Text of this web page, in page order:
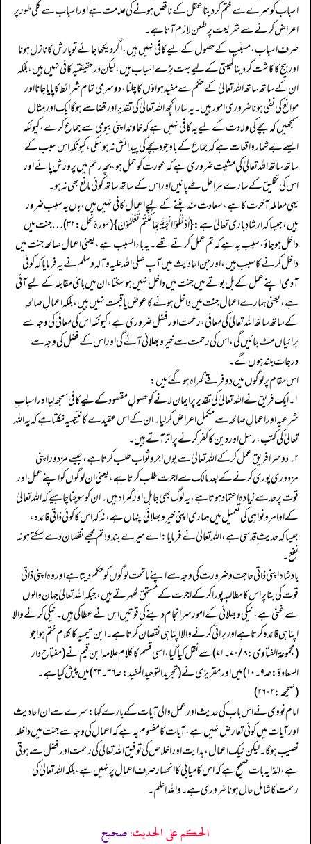
اسباب کو سرے سے ختم کر دینا عقل کے ناقص ہونے کی علامت ہے اور اسباب سے کلی طور پر
اعراض کرنے سے شریعت پر طعن لازم آتا ہے۔
صرف اسباب، مسبَّب کے حصول کے لیے کافی نہیں ہیں، اگر دیکھا جائے تو بارش کا نازل ہونا
اور بیج کا کاشت کر دینا کھیتی کے لیے بہت بڑے اسباب ہیں، لیکن در حقیقتیہ کافی نہیں ہیں، بلکہ
ان کے ساتھ ساتھ اللہ تعالیٰ کے حکم سے مفید ہواؤں کا چلنا، دوسری تمام شرائط کا پایا جانا اور
موانع کی نفی ہونا ضروری امور ہیں۔ یہ سارا کچھ اللہ تعالیٰ کی تقدیر اور قضا سے ہو گا ایک اور مثال
سمجھیں کہ بچے کی ولادت کے لیےیہ کافی نہیں ہے کہ خاوند اپنی بیوی سے جماع کرے، کیونکہ
ایسے بے شمار واقعات ہے کہ جماع کے باوجود بچے کی پیدائش نہ ہو سکی، کیونکہ اس سبب کے
ساتھ ساتھ اللہ تعالیٰ کی مشیت ضروری ہے کہ عورت کو حمل ہو، بچہ رحم میں پرورش پائے اور
اس کی تخلیق کے سارے مراحل طے پائیں اور اس کے ساتھ ساتھ کوئی مانع بھی نہ ہو۔
یہی معاملہ آخرت کا ہے، سعادت مند بننے کے لیے اعمال کافی نہیں ہیں، ہاں یہ سبب ضرور
ہیں،جیسا کہ ارشادِ باری تعالیٰ ہے: {اُدْخُلُوْا الْجَنَّۃَ بِمَا کُنْتُمْ تَعْلَمُوْنَ} (سورۂ نحل: ۳۲) … جنت میں
داخل ہو جاؤ، سبب یہ ہے کہ تم عمل کرتے تھے۔ یہ باء السبب ہے، یعنی اعمال صالحہ جنت میں
داخل کرنے کا سبب ہیں، اور جن احادیث میں آپ صلی اللہ علیہ وآلہ وسلم نے یہ فرمایا کہ کوئی
آدمی اپنے عمل کے بل بوتے میں جنت میں داخل نہیں ہو سکتا، ان میں بائ مقابلہ کے لیے آئی
ہے، یعنی ہمارے اعمال جنت میں داخل ہونے کا عوض یا قیمت نہیں ہیں، بلکہ اعمالِ صالحہ
کے ساتھ ساتھ اللہ تعالیٰ کی معافی، رحمت اور فضل ضروری ہے، کیونکہ اس کی معافی کی وجہ سے
برائیاں مٹ جائیں گی، اس کی رحمت سے خیر و بھلائی آئے گی اور اس کے فضل کی وجہ سے
درجات بلند ہوں گے۔
اس مقام پر لوگوں میں دو فرقے گمراہ ہو گئے ہیں:
۱۔ ایک فریق نے اللہ تعالیٰ کی تقدیر پر ایمان لانے کو حصولِ مقصود کے لیے کافی سمجھ لیا اور اسباب ِ
شرعیہ اور اعمالِ صالحہ سے مکمل اعراض کر لیا۔ ان کے اس عقیدے کا نتیجہیہ نکلتا ہے کہ یہ اللہ
تعالیٰ کی کتب، رسل اور دین کا کفر کرنے پر اتر آتے ہیں۔
۲۔ دوسرا فریق عمل کرکے اللہ تعالیٰ سے یوں اجر وثواب طلب کرتا ہے، جیسے مزدور اپنی
مزدوری پوری کرنے کے بعد مالک سے اجرت طلب کرتا ہے، یعنی ان لوگوں کو اپنے عمل اور
قوت پر حد سے زیادہ اعتماد ہوتا ہے، یہ لوگ بھی جاہل اور گمراہ ہیں۔ ان کو سوچنا چاہیے کہ اللہ تعالیٰ
کے اوامر و نواہی کی تعمیل میں ہماری اپنی خیر و بھلائی پنہاں ہے، نہ کہ اس کا کوئی ذاتی فائدہ،
جیساکہ حدیث ِ قدسی ہے، اللہ تعالیٰ نے فرمایا: اے میرے بندو! تم مجھے نقصان دے سکتے ہو نہ
نفع۔
بادشاہ اپنی ذاتی حاجت و ضرورت کی وجہ سے اپنے ماتحت لوگوں کو حکم دیتا ہے اور وہ اپنی ذاتی
قوت کی بنا پر اس کا مطالبہ پورا کر کے اجرت کے مستحق ٹھہرتے ہیں، جبکہ اللہ تعالیٰ جہان والوں
سے غنی ہے، نیکی و بھلائی کے امور سر انجام دینے کی قوتیں اس نے عطا کی ہیں۔ نیکی کرنے والا
اپنا ہی فائدہ کرتا ہے اور برائی کرنے والا اپنا ہی نقصان کرتا ہے۔ ابن تیمیہ کا کلام ختم ہوا جو
(مجموعۃ الفتاوی: ۸/ ۷۰۔ ۷۱) سے نقل کیا گیا، اسی قسم کا کلام علامہ ابن قیم نے (مفتاح دار
السعادۃ: صـ ۹۔ ۱۰) میں اور مقریزی نے (تجرید التوحید المفید: صـ۳۶۔ ۴۳) میں پیش کیا ہے۔
(صحیحہ: ۲۶۰۲)
امام نووی نے اس باب کی حدیث اور عمل والی آیات کے بارے کہا: سرے سے ان احادیث
اور آیات میں کوئی تعارض نہیں ہے، آیات کا مفہوم یہ ہے کہ اعمال کی وجہ سے جنت میں داخلہ
نصیب ہو گا۔ لیکن نیک اعمال، ہدایت اور اخلاص کی توفیق اللہ تعالیٰ کی رحمت اور فضل سے ہوتی
ہے، لہٰذا یہ بات صحیح ہے کہ اس کامیابی کا انحصار صرف اعمال پر نہیں ہے، بلکہ اللہ تعالیٰ کی
رحمت کا شامل حال ہونا ضروری ہے۔ واللہ اعلم۔
الحكم على الحديث:صحیح